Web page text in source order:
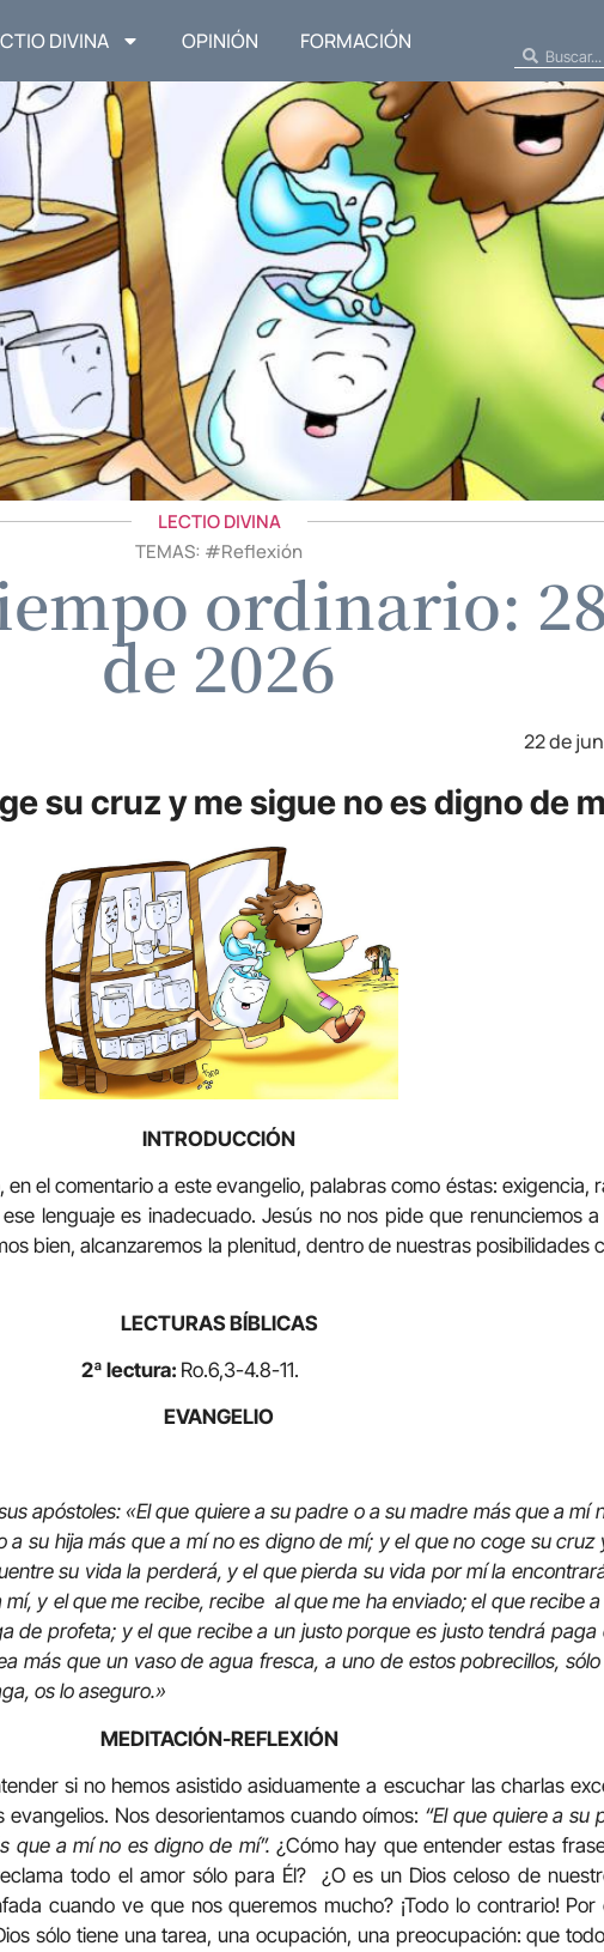
DIVINA OPINIÓN FORMACIÓN
LECTIO DIVINA
TEMAS: #Reflexión
ordinario:
de 2026
22 de
su cruz y me sigue no es digno de
INTRODUCCIÓN
el comentario a este evangelio, palabras como éstas: exigencia,
lenguaje es inadecuado. Jesús no nos pide que renunciemos
bien, alcanzaremos la plenitud, dentro de nuestras posibilidades
LECTURAS BÍBLICAS
2ª lectura: Ro.6,3-4.8-11.
EVANGELIO
apóstoles: «El que quiere a su padre o a su madre más que a mí
a su hija más que a mí no es digno de mí; y el que no coge su cruz
su vida la perderá, y el que pierda su vida por mí la
y el que me recibe, recibe al que me ha enviado; el que recibe
de profeta; y el que recibe a un justo porque es justo tendrá paga
más que un vaso de agua fresca, a uno de estos pobrecillos,
os lo aseguro.»
MEDITACIÓN-REFLEXIÓN
si no hemos asistido asiduamente a escuchar las charlas
Nos desorientamos cuando oímos: “El que quiere a su
que a mí no es digno de mí”. ¿Cómo hay que entender estas
todo el amor sólo para Él? ¿O es un Dios celoso de
cuando ve que nos queremos mucho? ¡Todo lo contrario!
sólo tiene una tarea, una ocupación, una preocupación: que